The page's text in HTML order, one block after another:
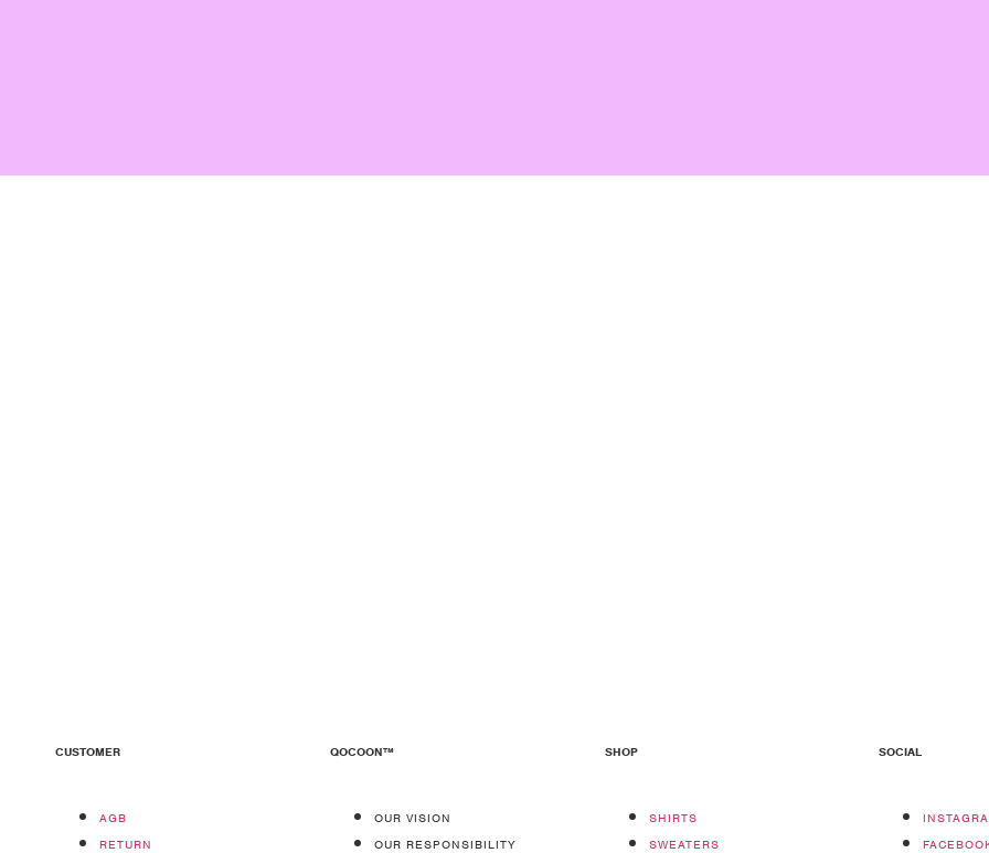
CUSTOMER
AGB
RETURN
QOCOON™
OUR VISION
OUR RESPONSIBILITY
SHOP
SHIRTS
SWEATERS
SOCIAL